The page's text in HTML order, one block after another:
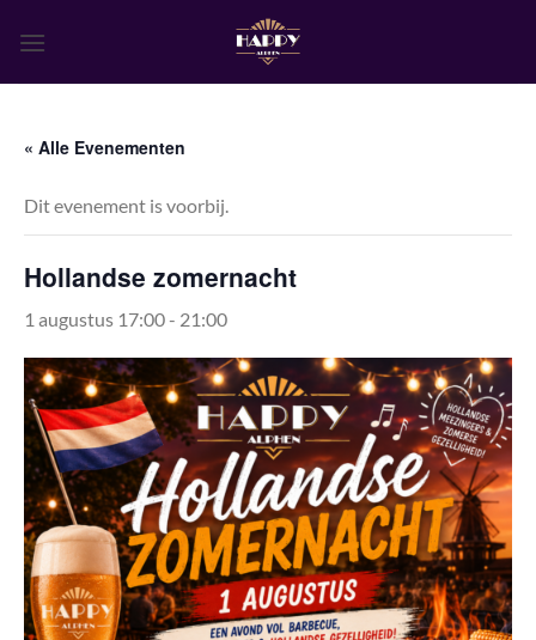
naar
« Alle Evenementen
Dit evenement is voorbij.
Hollandse zomernacht
1 augustus 17:00- 21:00